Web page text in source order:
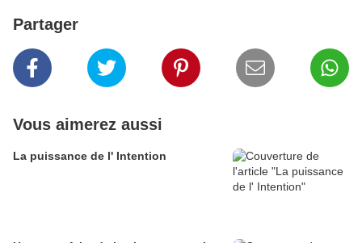
Partager
Vous aimerez aussi
La puissance de l' Intention